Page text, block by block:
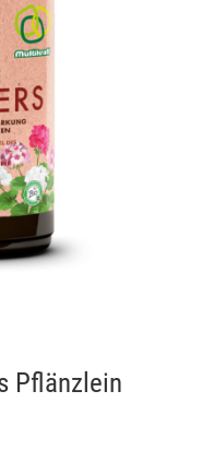
Pflänzlein